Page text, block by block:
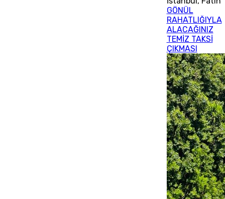
GÖNÜL
RAHATLIĞIYLA
ALACAĞINIZ
TEMİZ TAKSİ
ÇIKMASI